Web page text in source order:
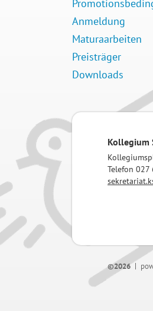
Anmeldung
Maturaarbeiten
Preisträger
Downloads
Kollegium
Telefon 027
©2026